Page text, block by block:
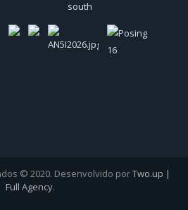
© 2020. Desenvolvido porTwo.up |
Full Agency.